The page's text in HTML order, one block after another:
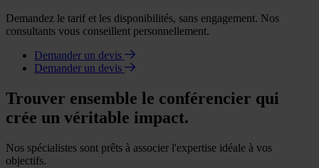
Demandez le tarif et les disponibilités, sans engagement. Nos
consultants vous conseillent personnellement.
Demander un devis
Demander un devis
Trouver ensemble le conférencier qui
crée un véritable impact.
Nos spécialistes sont prêts à associer l'expertise idéale à vos
objectifs.